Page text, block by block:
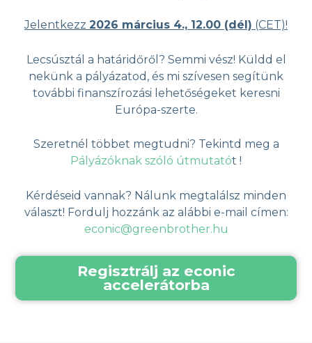
Jelentkezz 2026 március 4., 12.00 (dél) (CET)!
Lecsúsztál a határidőről? Semmi vész! Küldd el
nekünk a pályázatod, és mi szívesen segítünk
további finanszírozási lehetőségeket keresni
Európa-szerte.
Szeretnél többet megtudni? Tekintd meg a
Pályázóknak szóló útmutatót !
Kérdéseid vannak? Nálunk megtalálsz minden
választ! Fordulj hozzánk az alábbi e-mail címen:
econic@greenbrother.hu
Regisztrálj az econic
accelerátorba